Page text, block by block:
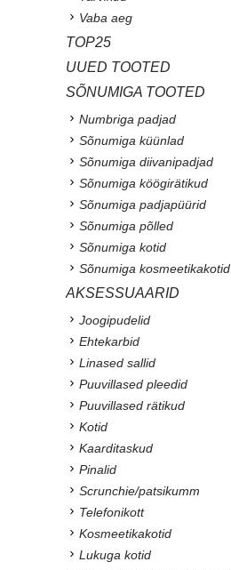
Vaba aeg
TOP25
UUED TOOTED
SÕNUMIGA TOOTED
Numbriga padjad
Sõnumiga küünlad
Sõnumiga diivanipadjad
Sõnumiga köögirätikud
Sõnumiga padjapüürid
Sõnumiga põlled
Sõnumiga kotid
Sõnumiga kosmeetikakotid
AKSESSUAARID
Joogipudelid
Ehtekarbid
Linased sallid
Puuvillased pleedid
Puuvillased rätikud
Kotid
Kaarditaskud
Pinalid
Scrunchie/patsikumm
Telefonikott
Kosmeetikakotid
Lukuga kotid